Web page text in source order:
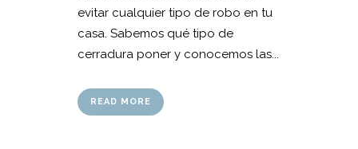
evitar cualquier tipo de robo en tu
casa. Sabemos qué tipo de
cerradura poner y conocemos las...
READ MORE